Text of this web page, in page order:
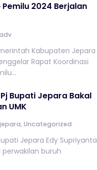
2024 Berjalan
Kabupaten Jepara
Rapat Koordinasi
Bupati Jepara Bakal
UMK
jepara,Uncategorized
Jepara Edy Supriyanta
buruh